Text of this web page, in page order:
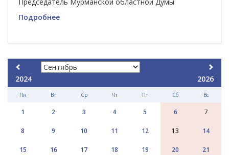
Председатель Мурманской областной Думы
Подробнее
2024 2026
Пн Вт Ср Чт Пт Сб Вс
1 2 3 4 5 6 7
8 9 10 11 12 13 14
15 16 17 18 19 20 21